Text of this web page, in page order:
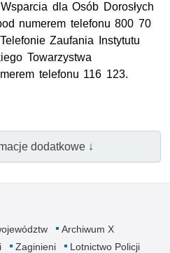
dla Osób Dorosłych
numerem telefonu 800 70
Zaufania Instytutu
Towarzystwa
telefonu 116 123.
dodatkowe ↓
Archiwum X
Zaginieni
Lotnictwo Policji